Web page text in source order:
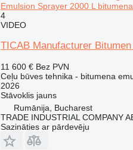
Emulsion Sprayer 2000 L
4
VIDEO
TICAB Manufacturer
11 600 € Bez PVN
Ceļu būves tehnika - bitumena
2026
Stāvoklisjauns
Rumānija, Bucharest
TRADE INDUSTRIAL COMPANY
Sazināties ar pārdevēju